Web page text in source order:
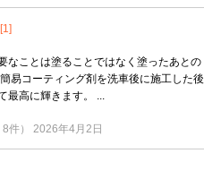
[1]
なことは塗ることではなく塗ったあとの
易コーティング剤を洗車後に施工した後
最高に輝きます。 ...
件） 2026年4月2日